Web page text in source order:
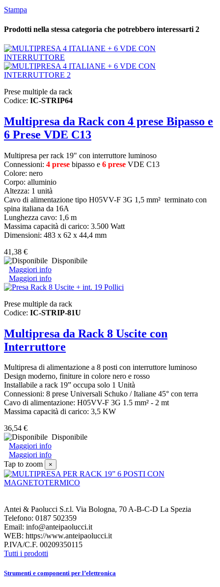
Stampa
Prodotti nella stessa categoria che potrebbero interessarti 2
Prese multiple da rack
Codice: IC-STRIP64
Multipresa da Rack con 4 prese Bipasso e
6 Prese VDE C13
Multipresa per rack 19" con interruttore luminoso
Connessioni: 4 prese bipasso e 6 prese VDE C13
Colore: nero
Corpo: alluminio
Altezza: 1 unità
Cavo di alimentazione tipo H05VV-F 3G 1,5 mm² terminato con
spina italiana da 16A
Lunghezza cavo: 1,6 m
Massima capacità di carico: 3.500 Watt
Dimensioni: 483 x 62 x 44,4 mm
41,38 €
Disponibile
Maggiori info
Maggiori info
Prese multiple da rack
Codice: IC-STRIP-81U
Multipresa da Rack 8 Uscite con
Interruttore
Multipresa di alimentazione a 8 posti con interruttore luminoso
Design moderno, finiture in colore nero e rosso
Installabile a rack 19” occupa solo 1 Unità
Connessioni: 8 prese Universali Schuko / Italiane 45° con terra
Cavo di alimentazione: H05VV-F 3G 1.5 mm² - 2 mt
Massima capacità di carico: 3,5 KW
36,54 €
Disponibile
Maggiori info
Maggiori info
Tap to zoom
×
Antei & Paolucci S.r.l. Via Bologna, 70 A-B-C-D La Spezia
Telefono: 0187 502359
Email: info@anteipaolucci.it
WEB: https://www.anteipaolucci.it
P.IVA/C.F. 00209350115
Tutti i prodotti
Strumenti e componenti per l’elettronica